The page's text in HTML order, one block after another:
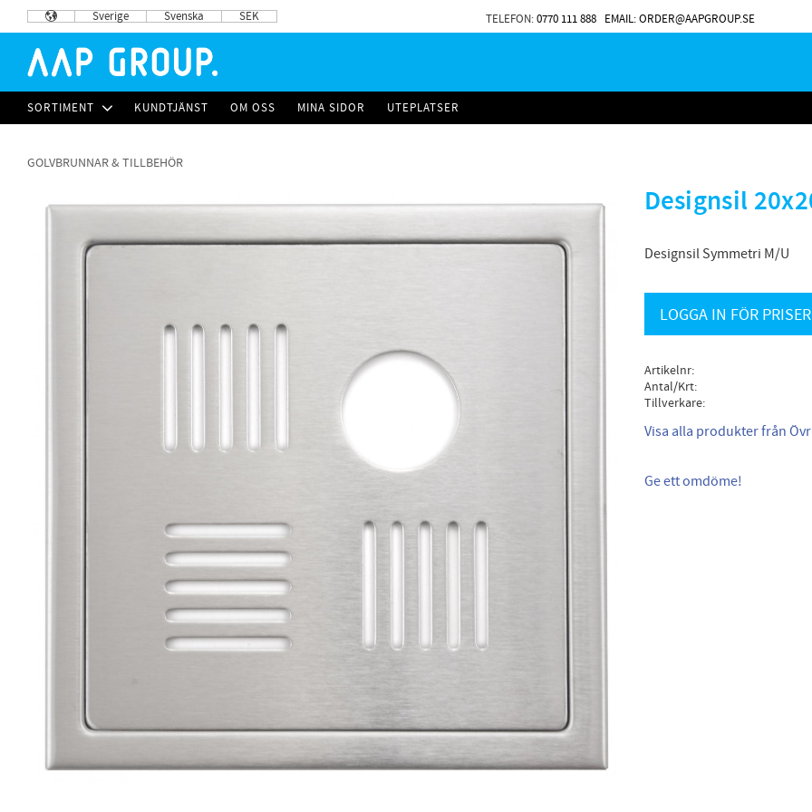
Sverige Svenska SEK TELEFON:0770 111 888 EMAIL: ORDER@AAPGROUP.SE
SORTIMENT KUNDTJÄNST OM OSS MINA SIDOR UTEPLATSER
GOLVBRUNNAR & TILLBEHÖR
Designsil
Designsil Symmetri M/U
LOGGA IN FÖR PRISER
Artikelnr
Antal/Krt
Tillverkare
Visa alla produkter från
Ge ett omdöme!